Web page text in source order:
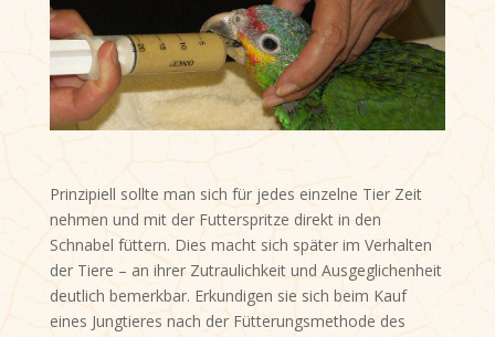
Prinzipiell sollte man sich für jedes einzelne Tier Zeit
nehmen und mit der Futterspritze direkt in den
Schnabel füttern. Dies macht sich später im Verhalten
der Tiere – an ihrer Zutraulichkeit und Ausgeglichenheit
deutlich bemerkbar. Erkundigen sie sich beim Kauf
eines Jungtieres nach der Fütterungsmethode des